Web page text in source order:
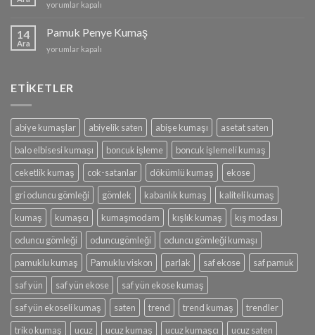
Triko
için
yorumlar kapalı
14
Ara
Pamuk Penye Kumaş
Pamuk
için
yorumlar kapalı
ETİKETLER
abiye kumaşlar abiyelik saten abişe kumaşı
asetat saten
balo elbisesi kumaşı
boncuk işleme
boncuk işlemeli kumaş
ceketlik kumaş
cok-satanlar dökümlü kumaş
ekose
gri oduncu gömleği
gömlek kabanlık kumaş
kaliteli kumaş
kumaş
kumaşcı kumaşmodam kışlık kumaş
kış modası
oduncu gömleği
oduncugömleği
oduncu gömleği kumaşı
pamuklu kumaş
Pamuklu viskon parlak saf ekose
saf pamuk
saf yün
saf yün ekose
saf yün ekose kumaş
saf yün ekoseli kumaş
saten trend trend kumaş
trendler
triko kumaş
ucuz ucuz kumaş ucuz kumaşcı ucuz saten